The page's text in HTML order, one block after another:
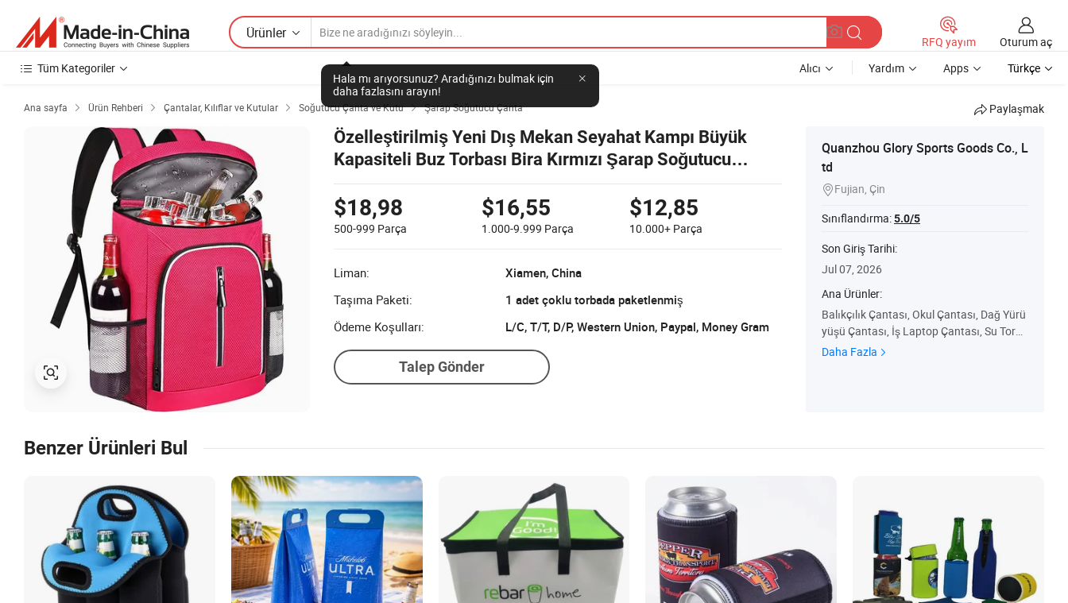
Ürünler
Hala mı arıyorsunuz? Aradığınızı bulmak için
daha fazlasını arayın!
RFQ yayım
Oturum aç
Tüm Kategoriler
Alıcı Yardım Apps Türkçe
Ana sayfa  Ürün Rehberi  Çantalar, Kılıflar ve Kutular  Soğutucu Çanta ve Kutu  Şarap Soğutucu Çanta Paylaşmak
Özelleştirilmiş Yeni Dış Mekan Seyahat Kampı Büyük
Kapasiteli Buz Torbası Bira Kırmızı Şarap Soğutucu
Çantası Sırt Çantası
$18,98
500-999 Parça
$16,55
1.000-9.999 Parça
$12,85
10.000+ Parça
Liman:
Xiamen, China
Taşıma Paketi:
1 adet çoklu torbada paketlenmiş
Ödeme Koşulları:
L/C, T/T, D/P, Western Union, Paypal, Money Gram
Talep Gönder
Quanzhou Glory Sports Goods Co., L
td
Fujian, Çin
Sınıflandırma:5.0/5
Son Giriş Tarihi:
Jul 07, 2026
Ana Ürünler:
Balıkçılık Çantası, Okul Çantası, Dağ Yürü
yüşü Çantası, İş Laptop Çantası, Su Torba
sı, Alet Çantası, Fonksiyonel Çanta, Seyah
Daha Fazla
Benzer Ürünleri Bul